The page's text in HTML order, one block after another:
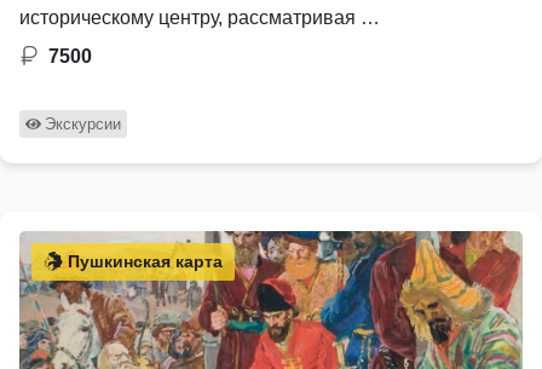
историческому центру, рассматривая …
7500
Экскурсии
Пушкинская карта